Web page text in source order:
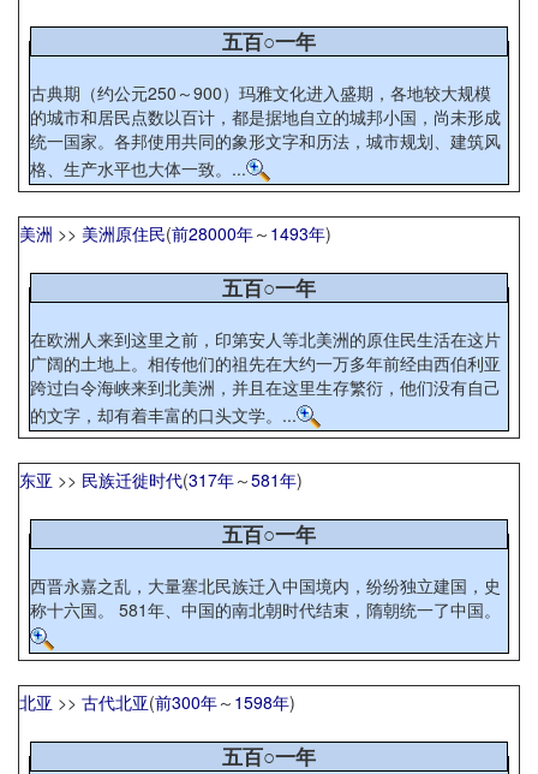
五百○一年
古典期（约公元250～900）玛雅文化进入盛期，各地较大规模
的城市和居民点数以百计，都是据地自立的城邦小国，尚未形成
统一国家。各邦使用共同的象形文字和历法，城市规划、建筑风
格、生产水平也大体一致。...
美洲 >> 美洲原住民(前28000年～ 1493年)
五百○一年
在欧洲人来到这里之前，印第安人等北美洲的原住民生活在这片
广阔的土地上。相传他们的祖先在大约一万多年前经由西伯利亚
跨过白令海峡来到北美洲，并且在这里生存繁衍，他们没有自己
的文字，却有着丰富的口头文学。...
东亚 >> 民族迁徙时代(317年～581年)
五百○一年
西晋永嘉之乱，大量塞北民族迁入中国境内，纷纷独立建国，史
称十六国。 581年、中国的南北朝时代结束，隋朝统一了中国。
北亚 >> 古代北亚(前300年～ 1598年)
五百○一年